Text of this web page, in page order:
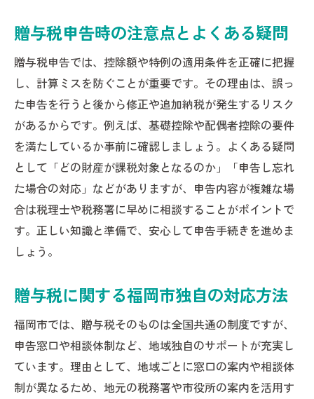
贈与税申告時の注意点とよくある疑問
贈与税申告では、控除額や特例の適用条件を正確に把握
し、計算ミスを防ぐことが重要です。その理由は、誤っ
た申告を行うと後から修正や追加納税が発生するリスク
があるからです。例えば、基礎控除や配偶者控除の要件
を満たしているか事前に確認しましょう。よくある疑問
として「どの財産が課税対象となるのか」「申告し忘れ
た場合の対応」などがありますが、申告内容が複雑な場
合は税理士や税務署に早めに相談することがポイントで
す。正しい知識と準備で、安心して申告手続きを進めま
しょう。
贈与税に関する福岡市独自の対応方法
福岡市では、贈与税そのものは全国共通の制度ですが、
申告窓口や相談体制など、地域独自のサポートが充実し
ています。理由として、地域ごとに窓口の案内や相談体
制が異なるため、地元の税務署や市役所の案内を活用す